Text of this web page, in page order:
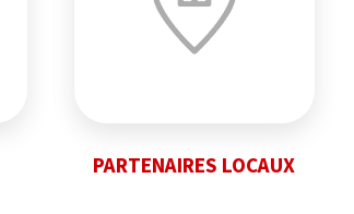
PARTENAIRES LOCAUX